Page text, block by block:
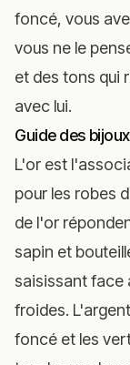
foncé, vous
vous ne le
et des tons qui
avec lui.
Guide des bijoux
L'or est
pour les robes
de l'or
sapin et
saisissant face
froides.
foncé et les